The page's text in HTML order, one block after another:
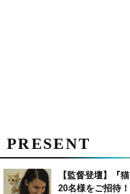
PRESENT
【監督登壇】『
20名様をご招待！